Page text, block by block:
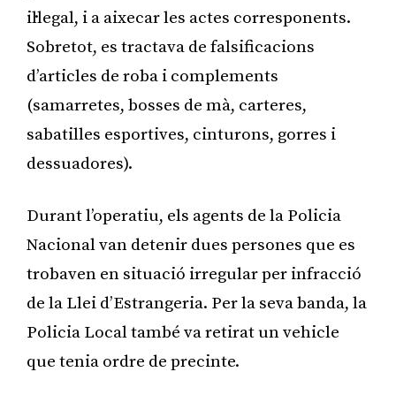
il·legal, i a aixecar les actes corresponents.
Sobretot, es tractava de falsificacions
d’articles de roba i complements
(samarretes, bosses de mà, carteres,
sabatilles esportives, cinturons, gorres i
dessuadores).
Durant l’operatiu, els agents de la Policia
Nacional van detenir dues persones que es
trobaven en situació irregular per infracció
de la Llei d’Estrangeria. Per la seva banda, la
Policia Local també va retirat un vehicle
que tenia ordre de precinte.